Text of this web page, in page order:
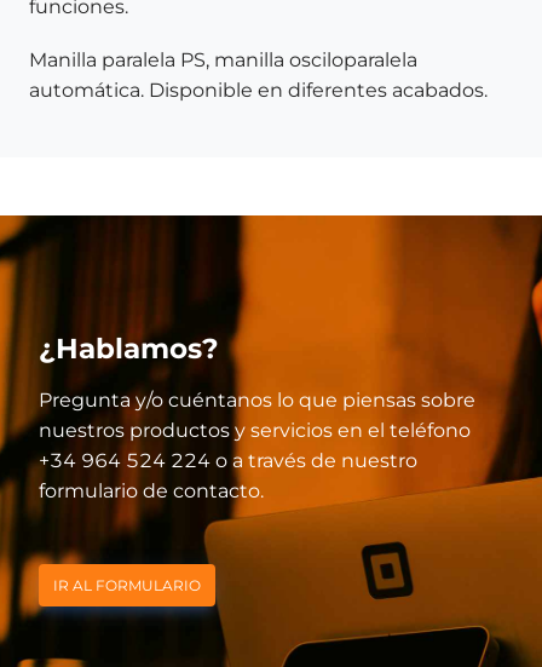
funciones.
Manilla paralela PS, manilla osciloparalela
automática. Disponible en diferentes acabados.
¿Hablamos?
Pregunta y/o cuéntanos lo que piensas sobre
nuestros productos y servicios en el teléfono
+34 964 524 224 o a través de nuestro
formulario de contacto.
IR AL FORMULARIO